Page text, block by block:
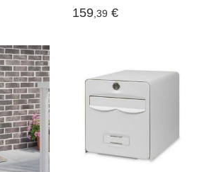
(Gris)
159,39 €